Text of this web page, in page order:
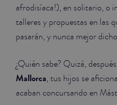
afrodisíaca!), en solitario, o
talleres y propuestas en las
pasarán, y nunca mejor
¿Quién sabe? Quizá,
Mallorca, tus hijos se
acaban concursando en